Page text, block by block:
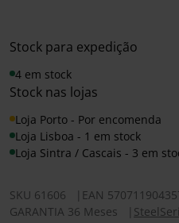
Stock para expedição
4 em stock
Stock nas lojas
Loja Porto - Por encomenda
Loja Lisboa - 1 em stock
Loja Sintra / Cascais - 3 em
SKU 61606 EAN
GARANTIA 36 Meses